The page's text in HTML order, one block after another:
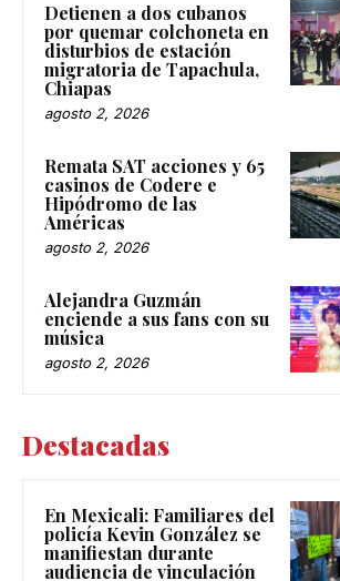
Detienen a dos cubanos
por quemar colchoneta en
disturbios de estación
migratoria de Tapachula,
Chiapas
agosto 2, 2026
Remata SAT acciones y 65
casinos de Codere e
Hipódromo de las
Américas
agosto 2, 2026
Alejandra Guzmán
enciende a sus fans con su
música
agosto 2, 2026
Destacadas
En Mexicali: Familiares del
policía Kevin González se
manifiestan durante
audiencia de vinculación